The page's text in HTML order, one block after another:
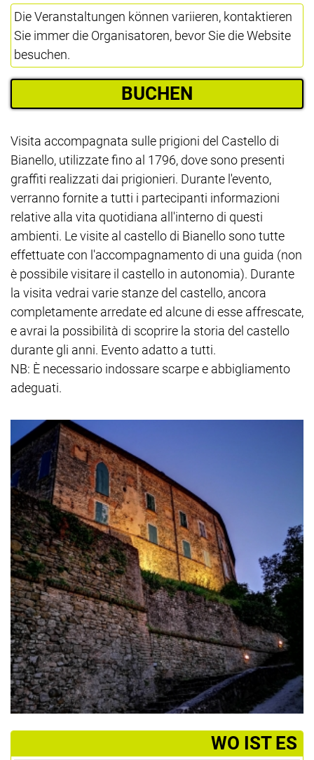
Die Veranstaltungen können variieren, kontaktieren
Sie immer die Organisatoren, bevor Sie die Website
besuchen.
BUCHEN
Visita accompagnata sulle prigioni del Castello di
Bianello, utilizzate fino al 1796, dove sono presenti
graffiti realizzati dai prigionieri. Durante l'evento,
verranno fornite a tutti i partecipanti informazioni
relative alla vita quotidiana all'interno di questi
ambienti. Le visite al castello di Bianello sono tutte
effettuate con l'accompagnamento di una guida (non
è possibile visitare il castello in autonomia). Durante
la visita vedrai varie stanze del castello, ancora
completamente arredate ed alcune di esse affrescate,
e avrai la possibilità di scoprire la storia del castello
durante gli anni. Evento adatto a tutti.
NB: È necessario indossare scarpe e abbigliamento
adeguati.
­WO IST ES